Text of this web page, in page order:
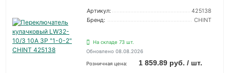
Артикул:
425138
Бренд:
CHINT
На складе 73 шт.
Обновлено 08.08.2026
Розничная цена: 1 859.89 руб. / шт.